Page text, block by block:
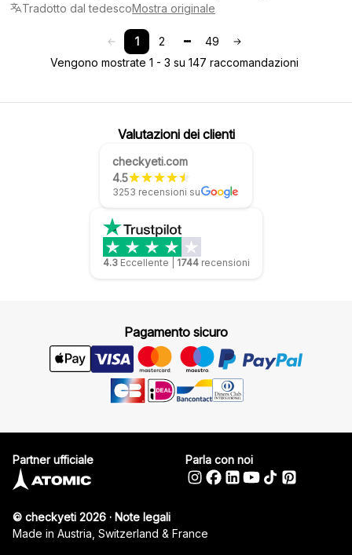
Tradotto dal tedescoMostra originale
1 2
49
Vengono mostrate 1 - 3 su 147 raccomandazioni
Valutazioni dei clienti
checkyeti.com
4.5
3253 recensioni su
4.3 Eccellente 1744 recensioni
Pagamento sicuro
© checkyeti 2026 · Note legali
Made in Austria, Switzerland & France
Partner ufficiale Parla con noi